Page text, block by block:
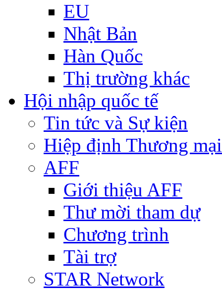
EU
Nhật Bản
Hàn Quốc
Thị trường khác
Hội nhập quốc tế
Tin tức và Sự kiện
Hiệp định Thương
AFF
Giới thiệu AFF
Thư mời tham dự
Chương trình
Tài trợ
STAR Network